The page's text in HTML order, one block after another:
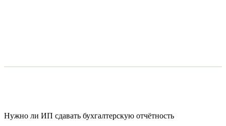
Нужно ли ИП сдавать бухгалтерскую отчётность